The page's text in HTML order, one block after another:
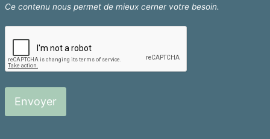
Ce contenu nous permet de mieux cerner votre besoin.
Envoyer